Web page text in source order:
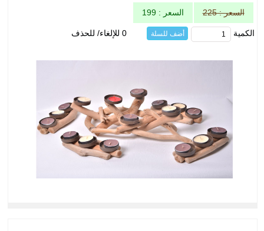
السعر : 225 السعر : 199
الكمية أضف للسلة 0 للإلغاء/ للحذف